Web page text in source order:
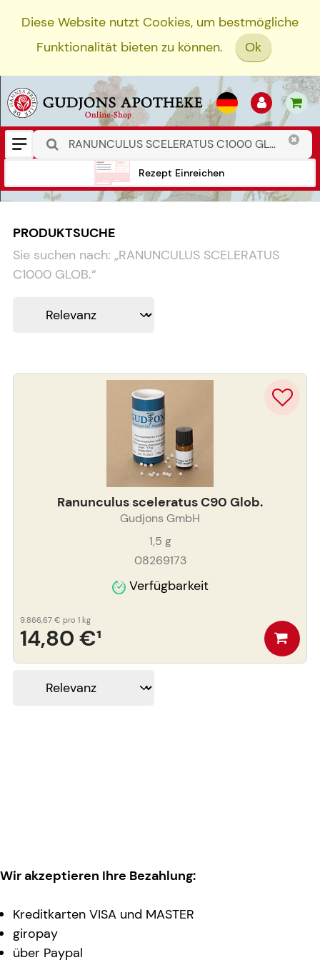
Diese Website nutzt Cookies, um bestmögliche
Funktionalität bieten zu können.
Ok
Rezept Einreichen
PRODUKTSUCHE
Sie suchen nach: „RANUNCULUS SCELERATUS
C1000 GLOB.“
Ranunculus sceleratus C90 Glob.
Gudjons GmbH
1,5 g
08269173
Verfügbarkeit
14,80 €¹
9.866,67 € pro 1 kg
Wir akzeptieren Ihre Bezahlung:
Kreditkarten VISA und MASTER
giropay
über Paypal